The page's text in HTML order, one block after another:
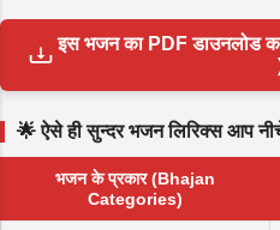
इस भजन का PDF डाउनलोड
🌟 ऐसे ही सुन्दर भजन लिरिक्स आप
भजन के प्रकार (Bhajan
Categories)